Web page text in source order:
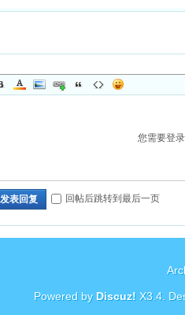
您需要登
发表回复 回帖后跳转到最后一页
Powered by Discuz! X3.4.